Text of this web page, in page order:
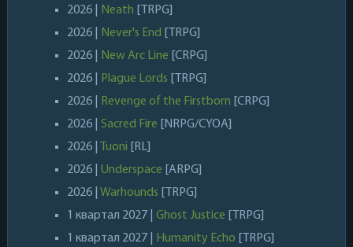
2026 |
Neath
[TRPG]
2026 |
Never's End
[TRPG]
2026 |
New Arc Line [CRPG]
2026 |
Plague Lords
[TRPG]
2026 |
Revenge of the Firstborn [CRPG]
2026 | Sacred Fire
[NRPG/CYOA]
2026 |
Tuoni
[RL]
2026 | Underspace [ARPG]
2026 | Warhounds
[TRPG]
1 квартал 2027 | Ghost Justice
[TRPG]
1 квартал 2027 |
Humanity Echo
[TRPG]